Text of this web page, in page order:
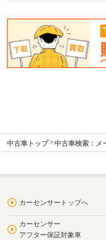
中古車トップ 中古車検索：メ
カーセンサートップへ
カーセンサー
アフター保証対象車